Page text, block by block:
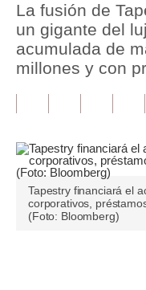
Política
Tu Dinero
Finanzas Personales
Plus G
Opinión
Editorial
La fusión de
un gigante del
acumulada de
millones y con
Tapestry financiará el
corporativos,
(Foto: Bloomberg)